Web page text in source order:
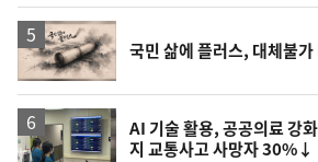
영
상
국민 삶에 플러스, 대체불
AI 기술 활용, 공공의료 강
지 교통사고 사망자 30%↓